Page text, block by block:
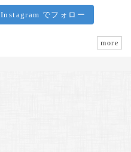
Instagram でフォロー
more